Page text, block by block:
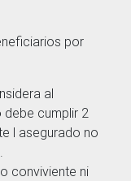
por
al
debe cumplir 2
l asegurado no
conviviente ni